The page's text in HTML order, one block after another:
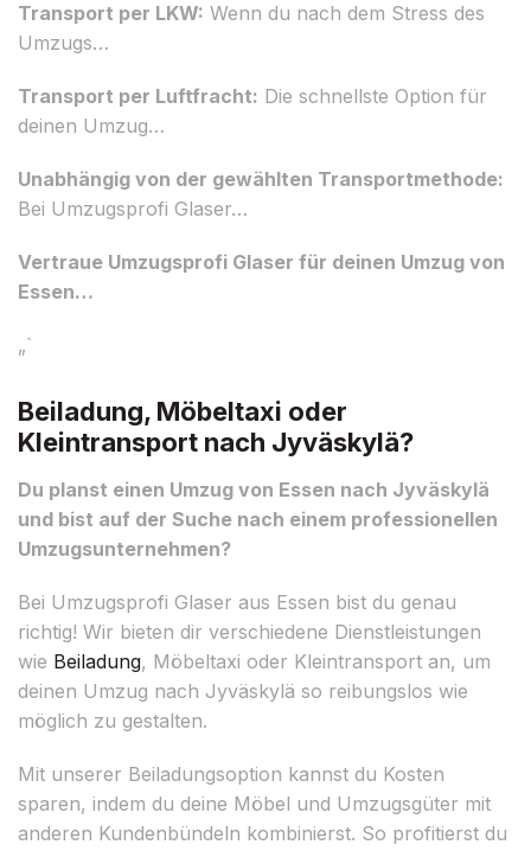
Transport per LKW: Wenn du nach dem Stress des
Umzugs…
Transport per Luftfracht: Die schnellste Option für
deinen Umzug…
Unabhängig von der gewählten Transportmethode:
Bei Umzugsprofi Glaser…
Vertraue Umzugsprofi Glaser für deinen Umzug von
Essen…
„`
Beiladung, Möbeltaxi oder
Kleintransport nach Jyväskylä?
Du planst einen Umzug von Essen nach Jyväskylä
und bist auf der Suche nach einem professionellen
Umzugsunternehmen?
Bei Umzugsprofi Glaser aus Essen bist du genau
richtig! Wir bieten dir verschiedene Dienstleistungen
wie Beiladung, Möbeltaxi oder Kleintransport an, um
deinen Umzug nach Jyväskylä so reibungslos wie
möglich zu gestalten.
Mit unserer Beiladungsoption kannst du Kosten
sparen, indem du deine Möbel und Umzugsgüter mit
anderen Kundenbündeln kombinierst. So profitierst du